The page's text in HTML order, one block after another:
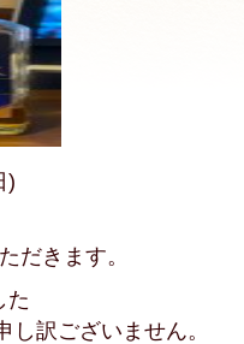
)
だきます。
た
訳ございません。